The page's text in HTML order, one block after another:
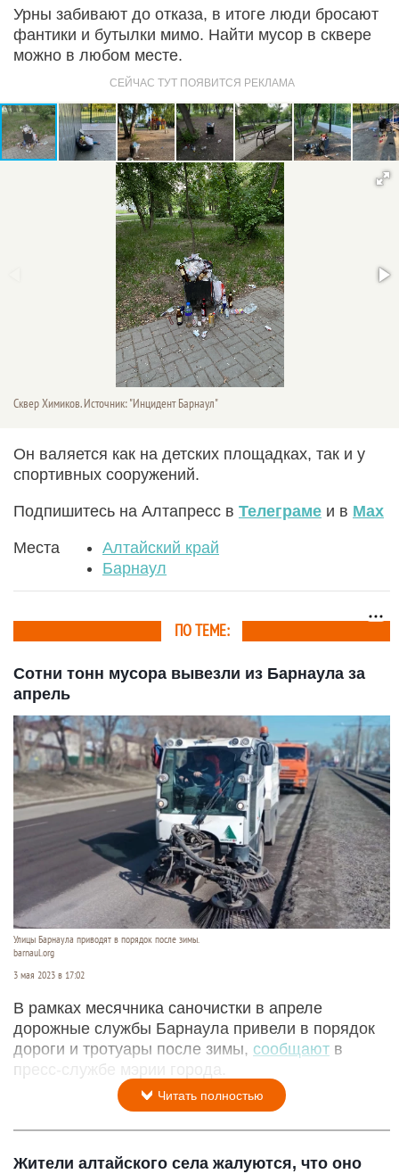
Урны забивают до отказа, в итоге люди бросают
фантики и бутылки мимо. Найти мусор в сквере
можно в любом месте.
Сквер Химиков. Источник: "Инцидент Барнаул"
Он валяется как на детских площадках, так и у
спортивных сооружений.
Подпишитесь на Алтапресс в Телеграме и в Max
Места
Алтайский край
Барнаул
ПО ТЕМЕ:
Сотни тонн мусора вывезли из Барнаула за
апрель
Улицы Барнаула приводят в порядок после зимы.
barnaul.org
3 мая 2023 в 17:02
В рамках месячника саночистки в апреле
дорожные службы Барнаула привели в порядок
дороги и тротуары после зимы, сообщают в
пресс-службе мэрии города.
Читать полностью
Жители алтайского села жалуются, что оно